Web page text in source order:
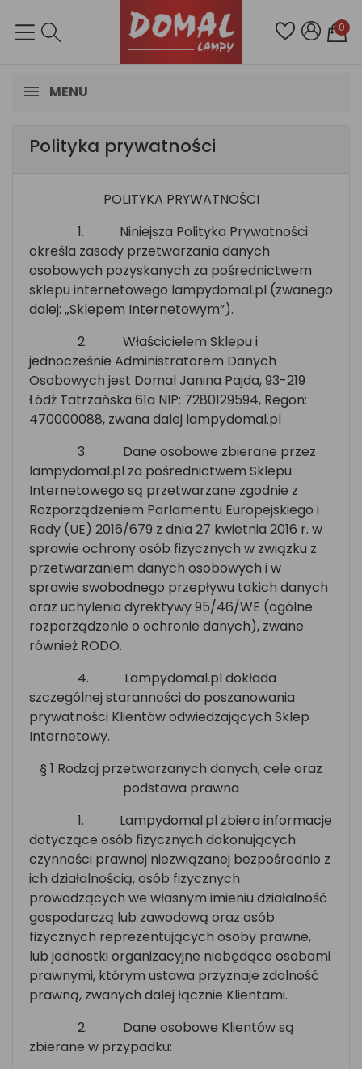
0
MENU
Polityka prywatności
POLITYKA PRYWATNOŚCI
1.
Niniejsza Polityka Prywatności
określa zasady przetwarzania danych
osobowych pozyskanych za pośrednictwem
sklepu internetowego lampydomal.pl (zwanego
dalej: „Sklepem Internetowym”).
2.
Właścicielem Sklepu i
jednocześnie Administratorem Danych
Osobowych jest Domal Janina Pajda, 93-219
Łódź Tatrzańska 61a NIP: 7280129594, Regon:
470000088, zwana dalej lampydomal.pl
3.
Dane osobowe zbierane przez
lampydomal.pl za pośrednictwem Sklepu
Internetowego są przetwarzane zgodnie z
Rozporządzeniem Parlamentu Europejskiego i
Rady (UE) 2016/679 z dnia 27 kwietnia 2016 r. w
sprawie ochrony osób fizycznych w związku z
przetwarzaniem danych osobowych i w
sprawie swobodnego przepływu takich danych
oraz uchylenia dyrektywy 95/46/WE (ogólne
rozporządzenie o ochronie danych), zwane
również RODO.
4.
Lampydomal.pl dokłada
szczególnej staranności do poszanowania
prywatności Klientów odwiedzających Sklep
Internetowy.
§ 1 Rodzaj przetwarzanych danych, cele oraz
podstawa prawna
1.
Lampydomal.pl zbiera informacje
dotyczące osób fizycznych dokonujących
czynności prawnej niezwiązanej bezpośrednio z
ich działalnością, osób fizycznych
prowadzących we własnym imieniu działalność
gospodarczą lub zawodową oraz osób
fizycznych reprezentujących osoby prawne,
lub jednostki organizacyjne niebędące osobami
prawnymi, którym ustawa przyznaje zdolność
prawną, zwanych dalej łącznie Klientami.
2.
Dane osobowe Klientów są
zbierane w przypadku: